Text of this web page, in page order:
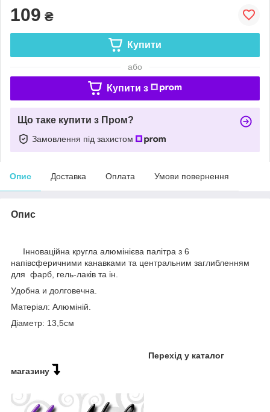
109 ₴
Купити
або
Купити з
Що таке купити з Пром?
Замовлення під захистом
Опис Доставка Оплата Умови повернення
Опис
Інноваційна кругла алюмінієва палітра з 6
напівсферичними канавками та центральним заглибленням
для фарб, гель-лаків та ін.
Удобна и долговечна.
Матеріал: Алюміній.
Діаметр: 13,5см
Перехід у каталог
магазину